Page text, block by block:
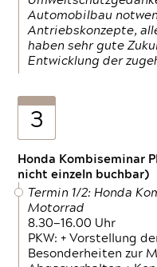
Automobilbau
Antriebskonzepte,
haben sehr gute
Entwicklung der
3
Honda Kombiseminar
nicht einzeln buchbar)
Termin 1/2: Honda
Motorrad
8.30—16.00 Uhr
PKW: + Vorstellung
Besonderheiten zur